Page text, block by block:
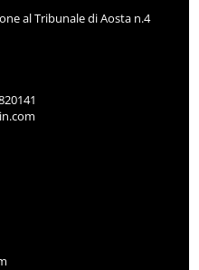
al Tribunale di Aosta n.4